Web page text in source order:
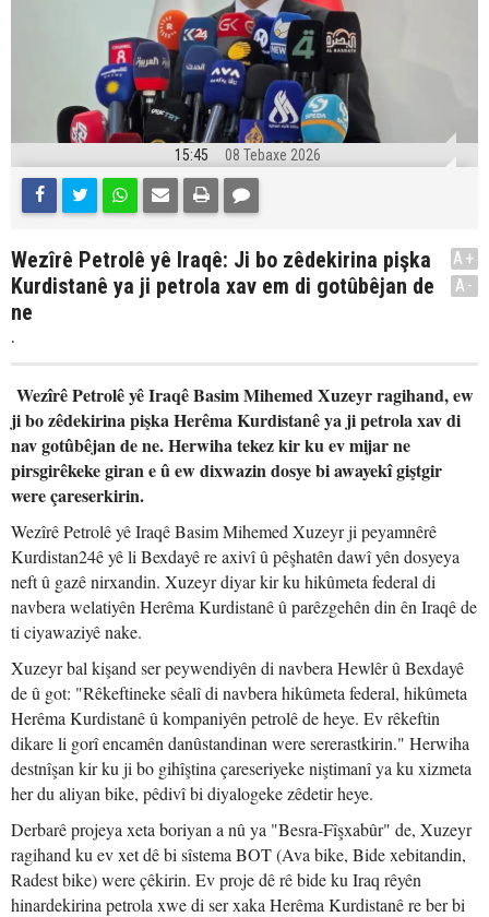
15:45 08 Tebaxe 2026
Wezîrê Petrolê yê Iraqê: Ji bo zêdekirina pişka
Kurdistanê ya ji petrola xav em di gotûbêjan de
ne
.
A+
A-
Wezîrê Petrolê yê Iraqê Basim Mihemed Xuzeyr ragihand, ew
ji bo zêdekirina pişka Herêma Kurdistanê ya ji petrola xav di
nav gotûbêjan de ne. Herwiha tekez kir ku ev mijar ne
pirsgirêkeke giran e û ew dixwazin dosye bi awayekî giştgir
were çareserkirin.
Wezîrê Petrolê yê Iraqê Basim Mihemed Xuzeyr ji peyamnêrê
Kurdistan24ê yê li Bexdayê re axivî û pêşhatên dawî yên dosyeya
neft û gazê nirxandin. Xuzeyr diyar kir ku hikûmeta federal di
navbera welatiyên Herêma Kurdistanê û parêzgehên din ên Iraqê de
ti ciyawaziyê nake.
Xuzeyr bal kişand ser peywendiyên di navbera Hewlêr û Bexdayê
de û got: "Rêkeftineke sêalî di navbera hikûmeta federal, hikûmeta
Herêma Kurdistanê û kompaniyên petrolê de heye. Ev rêkeftin
dikare li gorî encamên danûstandinan were sererastkirin." Herwiha
destnîşan kir ku ji bo gihîştina çareseriyeke niştimanî ya ku xizmeta
her du aliyan bike, pêdivî bi diyalogeke zêdetir heye.
Derbarê projeya xeta boriyan a nû ya "Besra-Fîşxabûr" de, Xuzeyr
ragihand ku ev xet dê bi sîstema BOT (Ava bike, Bide xebitandin,
Radest bike) were çêkirin. Ev proje dê rê bide ku Iraq rêyên
hinardekirina petrola xwe di ser xaka Herêma Kurdistanê re ber bi